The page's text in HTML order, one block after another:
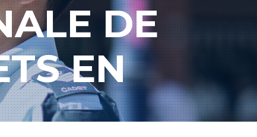
DE
EN